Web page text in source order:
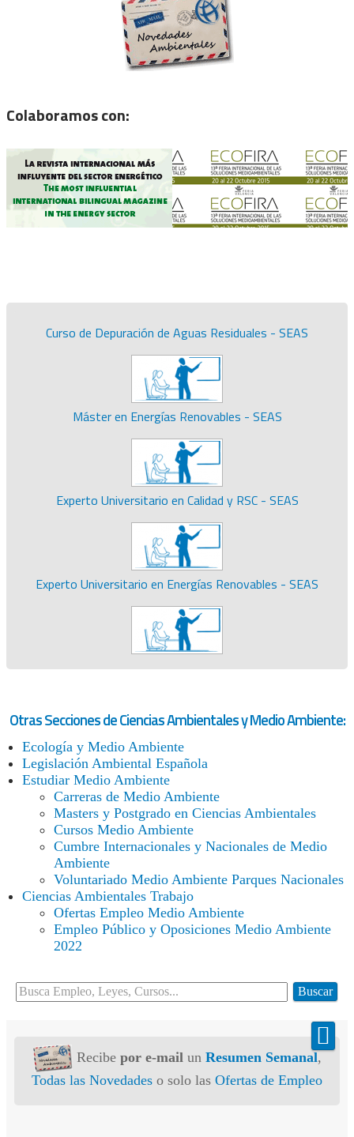
Colaboramos con:
Curso de Depuración de Aguas Residuales - SEAS
Máster en Energías Renovables - SEAS
Experto Universitario en Calidad y RSC - SEAS
Experto Universitario en Energías Renovables - SEAS
Otras Secciones de Ciencias Ambientales y Medio Ambiente:
Ecología y Medio Ambiente
Legislación Ambiental Española
Estudiar Medio Ambiente
Carreras de Medio Ambiente
Masters y Postgrado en Ciencias Ambientales
Cursos Medio Ambiente
Cumbre Internacionales y Nacionales de Medio
Ambiente
Voluntariado Medio Ambiente Parques Nacionales
Ciencias Ambientales Trabajo
Ofertas Empleo Medio Ambiente
Empleo Público y Oposiciones Medio Ambiente
2022
Buscar... Buscar
Recibe por e-mail un Resumen Semanal,
Todas las Novedades o solo las Ofertas de Empleo